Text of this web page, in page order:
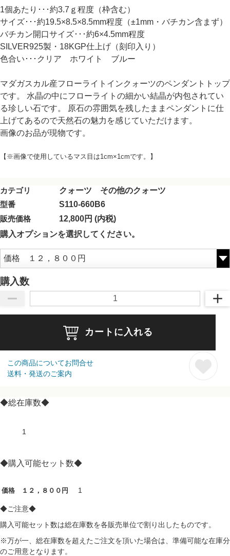
1個あたり･･･約3.7ｇ程度（枠含む）
サイズ･･･約19.5×8.5×8.5mm程度（±1mm・バチカン含まず）
バチカン開口サイズ･･･約6×4.5mm程度
SILVER925製・18KGP仕上げ（刻印入り）
色合い･･･クリア ホワイト ブルー
マダガスカル産フローライトインクォーツのペンダントトップ
です。 水晶の中にフローライトの細かい結晶が内包されてい
る珍しい石です。 原石の雰囲気を残したままペンダントに仕
上げてあるので天然石の魅力を感じていただけます。
画像のお品が現物です。
【※画像で使用しているマス目は1cm×1cmです。】
カテゴリ
クォーツ その他のクォーツ
型番
S110-660B6
販売価格
12,800円 (内税)
購入オプションを選択してください。
購入数
カートに入れる
この商品についてお問合せ
送料・発送のご案内
◆総在庫数◆
1
◆購入可能セット数◆
価格 １２，８００円 1
◆ご注意◆
購入可能セット数は総在庫数を各販売単位で割り出したものです。
※万が一、総在庫数を超えたご注文を頂いた場合は、準備可能な在庫分
のご用意となります。